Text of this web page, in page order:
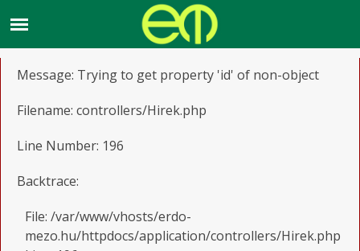
A PHP Error was encountered
Message: Trying to get property 'id' of non-object
Filename: controllers/Hirek.php
Line Number: 196
Backtrace:
File: /var/www/vhosts/erdo-
mezo.hu/httpdocs/application/controllers/Hirek.php